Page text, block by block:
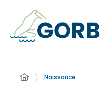
Naissance